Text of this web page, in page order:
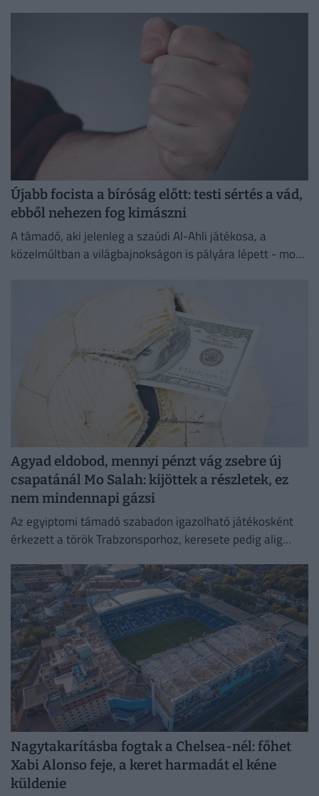
Újabb focista a bíróság előtt: testi sértés a vád,
ebből nehezen fog kimászni
A támadó, aki jelenleg a szaúdi Al-Ahli játékosa, a
közelmúltban a világbajnokságon is pályára lépett - most
Agyad eldobod, mennyi pénzt vág zsebre új
csapatánál Mo Salah: kijöttek a részletek, ez
nem mindennapi gázsi
Az egyiptomi támadó szabadon igazolható játékosként
érkezett a török Trabzonsporhoz, keresete pedig alig
Nagytakarításba fogtak a Chelsea-nél: főhet
Xabi Alonso feje, a keret harmadát el kéne
küldenie